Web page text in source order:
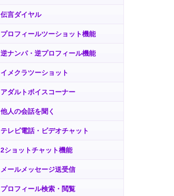
伝言ダイヤル
プロフィールツーショット機能
逆ナンパ・逆プロフィール機能
イメクラツーショット
アダルトボイスコーナー
他人の会話を聞く
テレビ電話・ビデオチャット
2ショットチャット機能
メールメッセージ送受信
プロフィール検索・閲覧